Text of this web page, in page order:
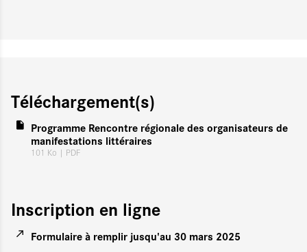
Téléchargement(s)
Programme Rencontre régionale des organisateurs de
manifestations littéraires
101 Ko | PDF
Inscription en ligne
Formulaire à remplir jusqu'au 30 mars 2025